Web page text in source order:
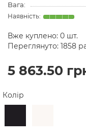
Вага:
Вже куплено: 0 шт.
Переглянуто: 1858
5 863.50
Колір